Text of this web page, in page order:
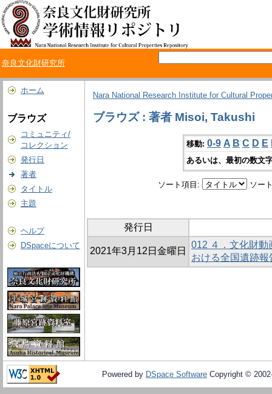
奈良文化財研究所
ホーム
ブラウズ
コミュニティ/
コレクション
発行日
著者
タイトル
主題
ヘルプ
DSpaceについて
Nara National Research Institute for Cultural
ブラウズ : 著者 Misoi, Takushi
移動: 0-9 A B C D E
あるいは、最初の数文
ソート項目: ソー
発行日
2021年3月12日金曜日
012 ４．文化財動
おける全国遺跡
Powered by DSpace Software Copyright ©